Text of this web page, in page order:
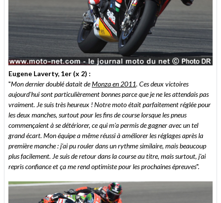
Eugene Laverty, 1er (x 2) :
"Mon dernier doublé datait deMonza en 2011. Ces deux victoires
aujourd'hui sont particulièrement bonnes parce que je ne les attendais pas
vraiment. Je suis très heureux ! Notre moto était parfaitement réglée pour
les deux manches, surtout pour les fins de course lorsque les pneus
commençaient à se détériorer, ce qui m'a permis de gagner avec un tel
grand écart. Mon équipe a même réussi à améliorer les réglages après la
première manche : j'ai pu rouler dans un rythme similaire, mais beaucoup
plus facilement. Je suis de retour dans la course au titre, mais surtout, j'ai
repris confiance et ça me rend optimiste pour les prochaines épreuves".